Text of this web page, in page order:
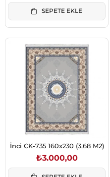
SEPETE EKLE
İnci CK-735 160x230 (3,68 M2)
₺3.000,00